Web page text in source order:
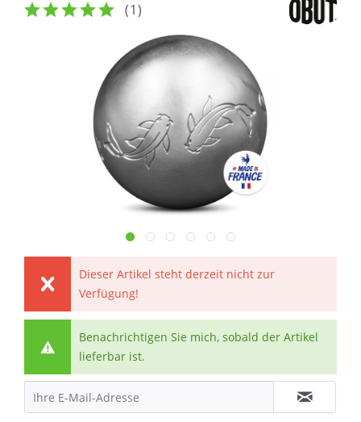
(1)
Dieser Artikel steht derzeit nicht zur
Verfügung!
Benachrichtigen Sie mich, sobald der Artikel
lieferbar ist.